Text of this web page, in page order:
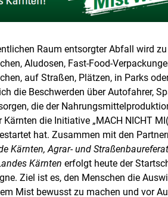
Raum entsorgter Abfall wird
Aludosen, Fast-Food-
auf Straßen, Plätzen, in Parks
die Beschwerden über Autofahrer,
die der
die Initiative „MACH NICHT
hat. Zusammen mit den
Kärnten, Agrar- und
Kärnten erfolgt heute der
Ziel ist es, den Menschen die
Mist bewusst zu machen und vor